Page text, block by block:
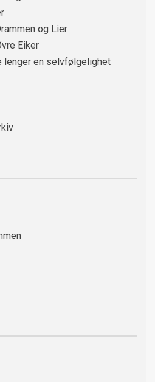
og Lier
Eiker
lenger en selvfølgelighet